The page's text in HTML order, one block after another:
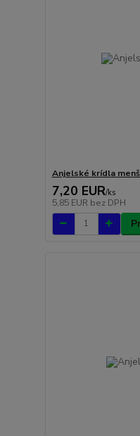
Anjelské krídla
7,20 EUR/ks
5,85 EUR bez DPH